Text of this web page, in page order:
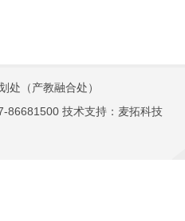
处（产教融合处）
86681500 技术支持： 麦拓科技